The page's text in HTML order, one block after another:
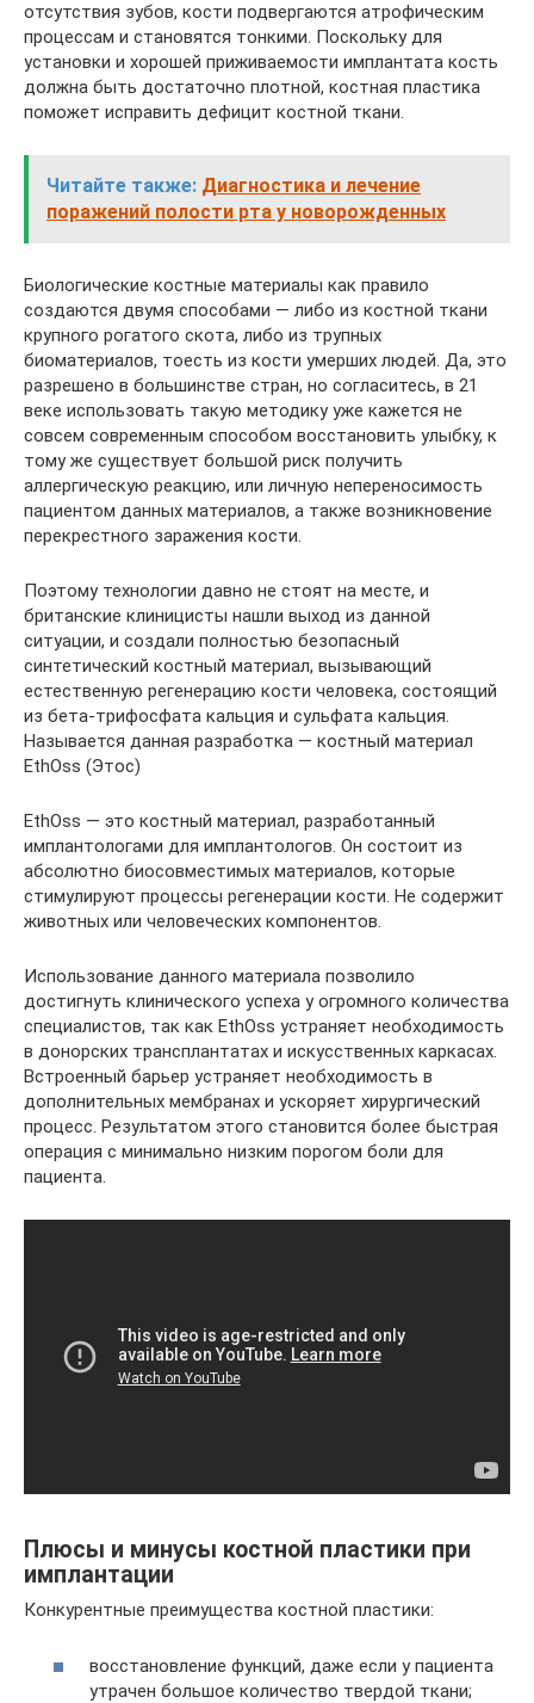
отсутствия зубов, кости подвергаются атрофическим
процессам и становятся тонкими. Поскольку для
установки и хорошей приживаемости имплантата кость
должна быть достаточно плотной, костная пластика
поможет исправить дефицит костной ткани.
Читайте также: Диагностика и лечение
поражений полости рта у новорожденных
Биологические костные материалы как правило
создаются двумя способами — либо из костной ткани
крупного рогатого скота, либо из трупных
биоматериалов, тоесть из кости умерших людей. Да, это
разрешено в большинстве стран, но согласитесь, в 21
веке использовать такую методику уже кажется не
совсем современным способом восстановить улыбку, к
тому же существует большой риск получить
аллергическую реакцию, или личную непереносимость
пациентом данных материалов, а также возникновение
перекрестного заражения кости.
Поэтому технологии давно не стоят на месте, и
британские клиницисты нашли выход из данной
ситуации, и создали полностью безопасный
синтетический костный материал, вызывающий
естественную регенерацию кости человека, состоящий
из бета-трифосфата кальция и сульфата кальция.
Называется данная разработка — костный материал
EthOss (Этос)
EthOss — это костный материал, разработанный
имплантологами для имплантологов. Он состоит из
абсолютно биосовместимых материалов, которые
стимулируют процессы регенерации кости. Не содержит
животных или человеческих компонентов.
Использование данного материала позволило
достигнуть клинического успеха у огромного количества
специалистов, так как EthOss устраняет необходимость
в донорских трансплантатах и ​​искусственных каркасах.
Встроенный барьер устраняет необходимость в
дополнительных мембранах и ускоряет хирургический
процесс. Результатом этого становится более быстрая
операция с минимально низким порогом боли для
пациента.
Плюсы и минусы костной пластики при
имплантации
Конкурентные преимущества костной пластики:
восстановление функций, даже если у пациента
утрачен большое количество твердой ткани;